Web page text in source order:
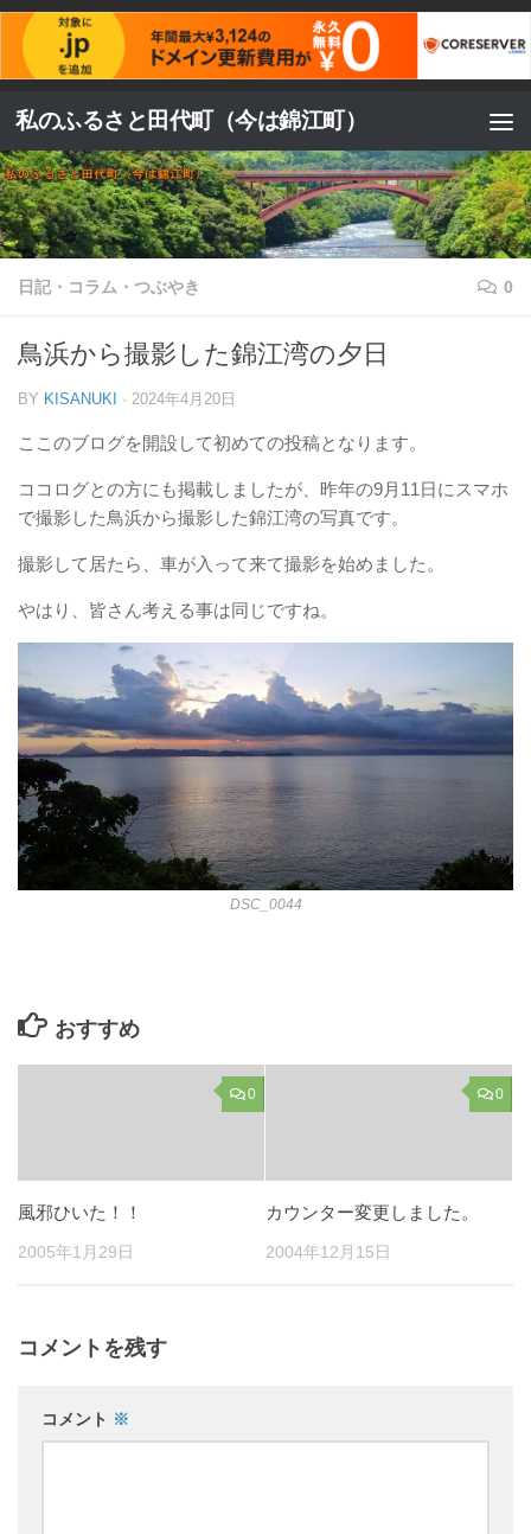
コンテンツへスキップ
私のふるさと田代町（今は錦江町）
日記・コラム・つぶやき 0
鳥浜から撮影した錦江湾の夕日
BY KISANUKI · 2024年4月20日
ここのブログを開設して初めての投稿となります。
ココログとの方にも掲載しましたが、昨年の9月11日にスマホ
で撮影した鳥浜から撮影した錦江湾の写真です。
撮影して居たら、車が入って来て撮影を始めました。
やはり、皆さん考える事は同じですね。
DSC_0044
おすすめ
0
風邪ひいた！！
2005年1月29日
0
カウンター変更しました。
2004年12月15日
コメントを残す
コメント ※